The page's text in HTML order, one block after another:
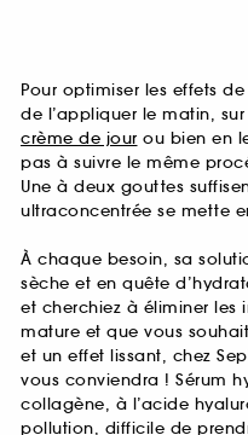
Pour optimiser les effets
de l’appliquer le matin,
crème de jour ou bien en
pas à suivre le même
Une à deux gouttes
ultraconcentrée se mette
À chaque besoin, sa
sèche et en quête
et cherchiez à éliminer
mature et que vous
et un effet lissant, chez
vous conviendra ! Sérum
collagène, à l’acide
pollution, difficile de